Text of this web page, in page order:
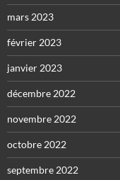
mars 2023
février 2023
janvier 2023
décembre 2022
novembre 2022
octobre 2022
septembre 2022